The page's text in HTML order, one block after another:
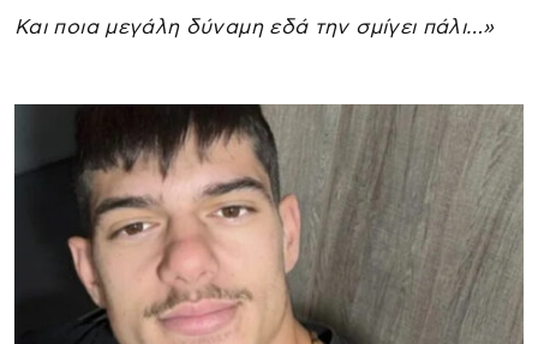
Και ποια μεγάλη δύναμη εδά την σμίγει πάλι…»